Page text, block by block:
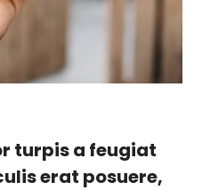
turpis a feugiat
erat posuere,